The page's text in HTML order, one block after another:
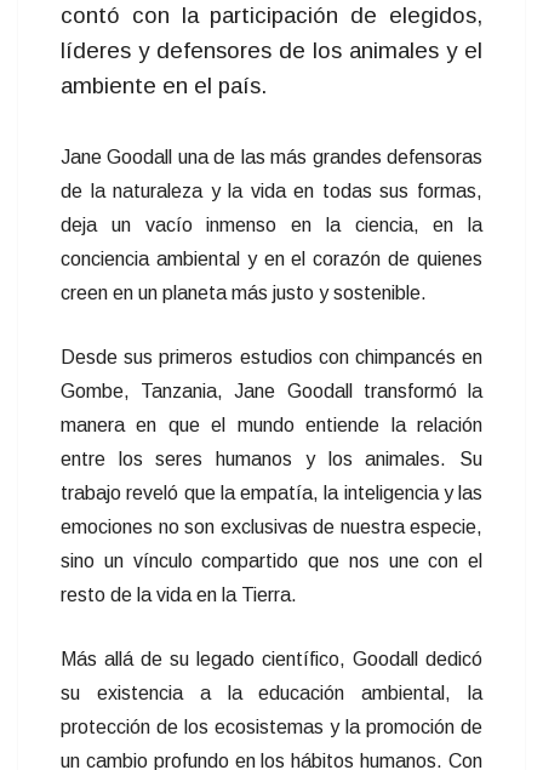
contó con la participación de elegidos,
líderes y defensores de los animales y el
ambiente en el país.
Jane Goodall una de las más grandes defensoras
de la naturaleza y la vida en todas sus formas,
deja un vacío inmenso en la ciencia, en la
conciencia ambiental y en el corazón de quienes
creen en un planeta más justo y sostenible.
Desde sus primeros estudios con chimpancés en
Gombe, Tanzania, Jane Goodall transformó la
manera en que el mundo entiende la relación
entre los seres humanos y los animales. Su
trabajo reveló que la empatía, la inteligencia y las
emociones no son exclusivas de nuestra especie,
sino un vínculo compartido que nos une con el
resto de la vida en la Tierra.
Más allá de su legado científico, Goodall dedicó
su existencia a la educación ambiental, la
protección de los ecosistemas y la promoción de
un cambio profundo en los hábitos humanos. Con